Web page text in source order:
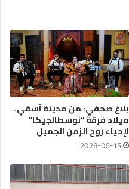
بلاغ صحفي: من مدينة آسفي..
ميلاد فرقة “نوسطالجيكا”
لإحياء روح الزمن الجميل
2026-05-15